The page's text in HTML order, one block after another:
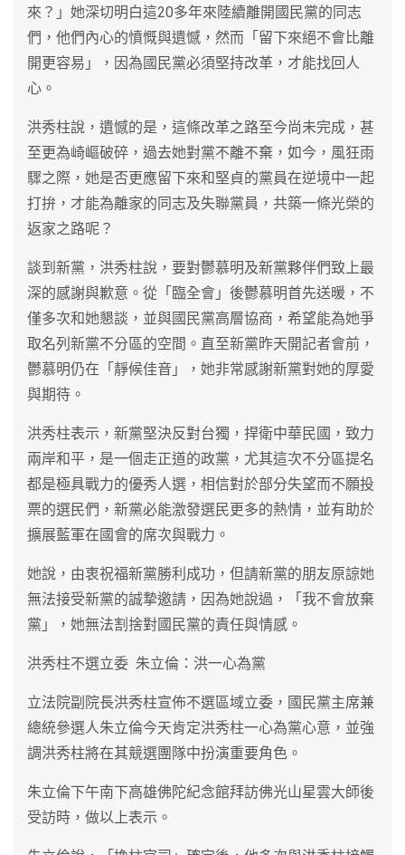
來？」她深切明白這20多年來陸續離開國民黨的同志
們，他們內心的憤慨與遺憾，然而「留下來絕不會比離
開更容易」，因為國民黨必須堅持改革，才能找回人
心。
洪秀柱說，遺憾的是，這條改革之路至今尚未完成，甚
至更為崎嶇破碎，過去她對黨不離不棄，如今，風狂雨
驟之際，她是否更應留下來和堅貞的黨員在逆境中一起
打拚，才能為離家的同志及失聯黨員，共築一條光榮的
返家之路呢？
談到新黨，洪秀柱說，要對鬱慕明及新黨夥伴們致上最
深的感謝與歉意。從「臨全會」後鬱慕明首先送暖，不
僅多次和她懇談，並與國民黨高層協商，希望能為她爭
取名列新黨不分區的空間。直至新黨昨天開記者會前，
鬱慕明仍在「靜候佳音」，她非常感謝新黨對她的厚愛
與期待。
洪秀柱表示，新黨堅決反對台獨，捍衛中華民國，致力
兩岸和平，是一個走正道的政黨，尤其這次不分區提名
都是極具戰力的優秀人選，相信對於部分失望而不願投
票的選民們，新黨必能激發選民更多的熱情，並有助於
擴展藍軍在國會的席次與戰力。
她說，由衷祝福新黨勝利成功，但請新黨的朋友原諒她
無法接受新黨的誠摯邀請，因為她說過，「我不會放棄
黨」，她無法割捨對國民黨的責任與情感。
洪秀柱不選立委 朱立倫：洪一心為黨
立法院副院長洪秀柱宣佈不選區域立委，國民黨主席兼
總統參選人朱立倫今天肯定洪秀柱一心為黨心意，並強
調洪秀柱將在其競選團隊中扮演重要角色。
朱立倫下午南下高雄佛陀紀念館拜訪佛光山星雲大師後
受訪時，做以上表示。